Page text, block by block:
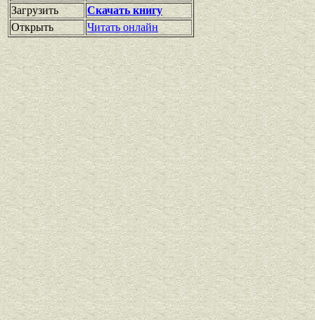
Загрузить
Скачать книгу
Открыть
Читать онлайн